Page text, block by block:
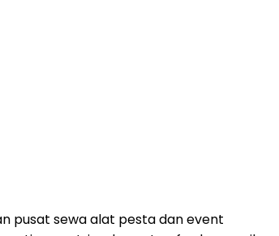
pusat sewa alat pesta dan event